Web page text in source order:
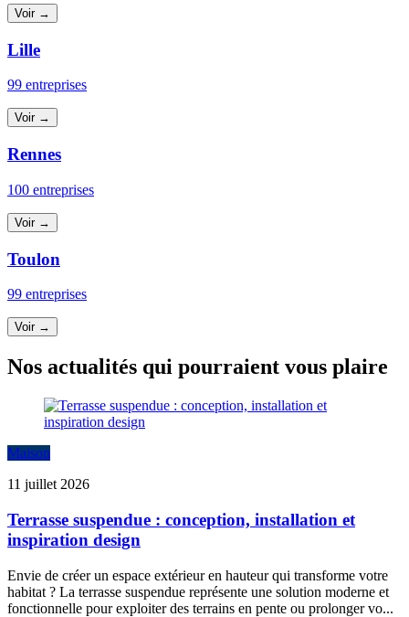
Voir →
Lille
99 entreprises
Voir →
Rennes
100 entreprises
Voir →
Toulon
99 entreprises
Voir →
Nos actualités qui pourraient vous plaire
Maison
11 juillet 2026
Terrasse suspendue : conception, installation et
inspiration design
Envie de créer un espace extérieur en hauteur qui transforme votre
habitat ? La terrasse suspendue représente une solution moderne et
fonctionnelle pour exploiter des terrains en pente ou prolonger vo...